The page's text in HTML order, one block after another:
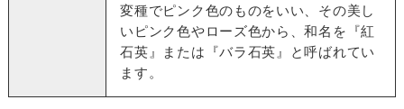
変種でピンク色のものをいい、その美し
いピンク色やローズ色から、和名を『紅
石英』または『バラ石英』と呼ばれてい
ます。